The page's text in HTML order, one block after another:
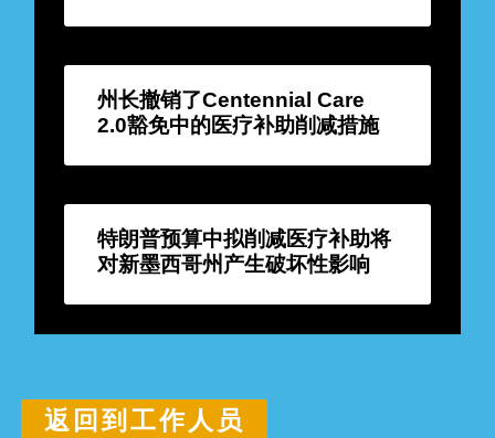
州长撤销了Centennial Care
2.0豁免中的医疗补助削减措施
特朗普预算中拟削减医疗补助将
对新墨西哥州产生破坏性影响
返回到工作人员